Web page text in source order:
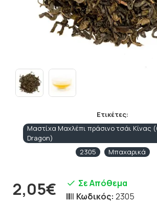
Ετικέτες:
Μαστίχα Μαχλέπι πράσινο τσάι Κίνας
Dragon)
2305
Μπαχαρικά
2,05€
Σε Απόθεμα
Κωδικός: 2305